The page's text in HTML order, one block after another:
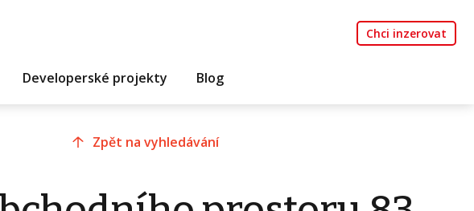
Chci inzerovat
Developerské projekty Blog
Zpět na vyhledávání